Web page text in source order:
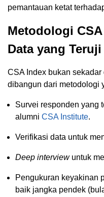
pemantauan ketat
Metodologi
Data yang Teruji
CSA Index bukan
dibangun dari metodologi
Survei responden yang
alumni CSA Institute.
Verifikasi data untuk
Deep interviewuntuk
Pengukuran keyakinan
baik jangka pendek